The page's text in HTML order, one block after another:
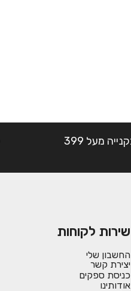
שליח עד הבית חינם בקנייה מעל 399
שירות לקוחות
החשבון שלי
יצירת קשר
כניסת ספקים
אודותינו